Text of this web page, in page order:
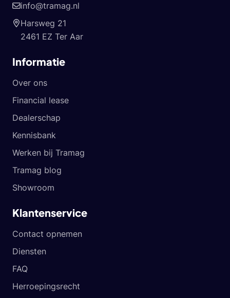
info@tramag.nl
Harsweg 21
2461 EZ Ter Aar
Informatie
Over ons
Financial lease
Dealerschap
Kennisbank
Werken bij Tramag
Tramag blog
Showroom
Klantenservice
Contact opnemen
Diensten
FAQ
Herroepingsrecht